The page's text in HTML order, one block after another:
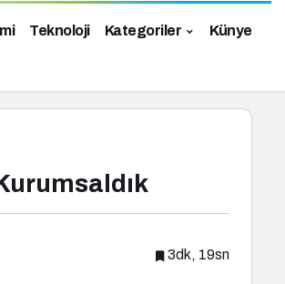
Teknoloji Kategoriler Künye
3dk, 19sn